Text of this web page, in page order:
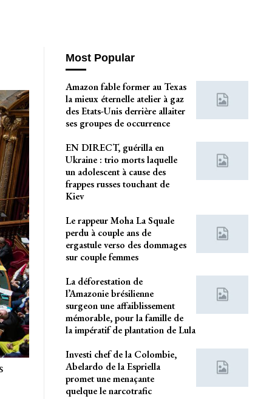
Most Popular
Amazon fable former au Texas
la mieux éternelle atelier à gaz
des Etats-Unis derrière allaiter
ses groupes de occurrence
EN DIRECT, guérilla en
Ukraine : trio morts laquelle
un adolescent à cause des
frappes russes touchant de
Kiev
Le rappeur Moha La Squale
perdu à couple ans de
ergastule verso des dommages
sur couple femmes
La déforestation de
l’Amazonie brésilienne
surgeon une affaiblissement
mémorable, pour la famille de
la impératif de plantation de Lula
Investi chef de la Colombie,
Abelardo de la Espriella
promet une menaçante
quelque le narcotrafic